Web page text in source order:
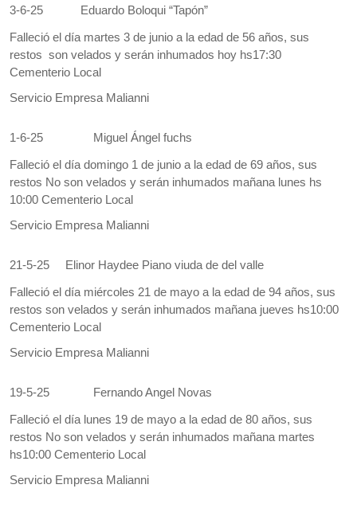
3-6-25 Eduardo Boloqui “Tapón”
Falleció el día martes 3 de junio a la edad de 56 años, sus
restos son velados y serán inhumados hoy hs17:30
Cementerio Local
Servicio Empresa Malianni
1-6-25 Miguel Ángel fuchs
Falleció el día domingo 1 de junio a la edad de 69 años, sus
restos No son velados y serán inhumados mañana lunes hs
10:00 Cementerio Local
Servicio Empresa Malianni
21-5-25 Elinor Haydee Piano viuda de del valle
Falleció el día miércoles 21 de mayo a la edad de 94 años, sus
restos son velados y serán inhumados mañana jueves hs10:00
Cementerio Local
Servicio Empresa Malianni
19-5-25 Fernando Angel Novas
Falleció el día lunes 19 de mayo a la edad de 80 años, sus
restos No son velados y serán inhumados mañana martes
hs10:00 Cementerio Local
Servicio Empresa Malianni